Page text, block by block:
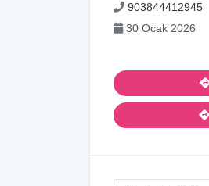
903844412945
30 Ocak 2026